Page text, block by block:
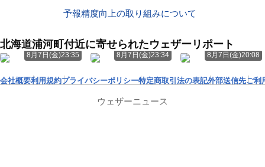
予報精度向上の取り組みについて
北海道浦河町付近に寄せられたウェザーリポート
8月7日(金)23:35 8月7日(金)23:34 8月7日(金)20:08
会社概要利用規約プライバシーポリシー特定商取引法の表記外部送信先ご利
ウェザーニュース